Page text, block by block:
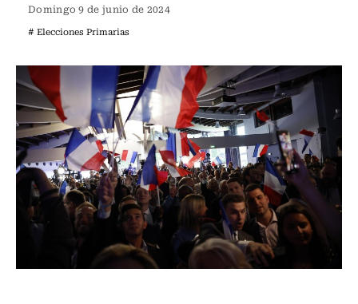
Domingo 9 de junio de 2024
# Elecciones Primarias